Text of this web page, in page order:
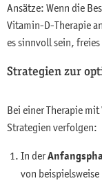
Ansätze: Wenn die
Vitamin-D-Therapie
es sinnvoll sein,
Strategien zur
Bei einer Therapie
Strategien verfolgen:
In der
von